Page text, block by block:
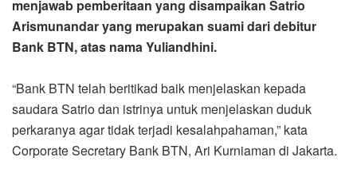
menjawab pemberitaan yang disampaikan Satrio
Arismunandar yang merupakan suami dari debitur
Bank BTN, atas nama Yuliandhini.
“Bank BTN telah beritikad baik menjelaskan kepada
saudara Satrio dan istrinya untuk menjelaskan duduk
perkaranya agar tidak terjadi kesalahpahaman,” kata
Corporate Secretary Bank BTN, Ari Kurniaman di Jakarta.